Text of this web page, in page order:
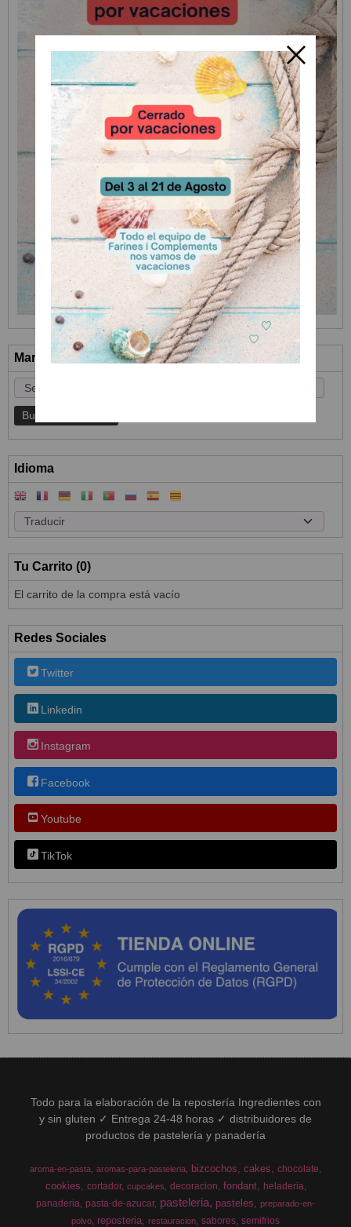
Marcas
Idioma
Tu Carrito (0)
El carrito de la compra está vacío
Redes Sociales
Twitter
Linkedin
Instagram
Facebook
Youtube
TikTok
Todo para la elaboración de la repostería Ingredientes con
y sin gluten ✓ Entrega 24-48 horas ✓ distribuidores de
productos de pastelería y panadería
aroma-en-pasta aromas-para-pasteleria bizcochos cakes chocolate
cookies cortador cupcakes decoracion fondant
heladeria
panaderia pasta-de-azucar pasteleria pasteles
preparado-en-
polvo
reposteria restauracion sabores semifrios